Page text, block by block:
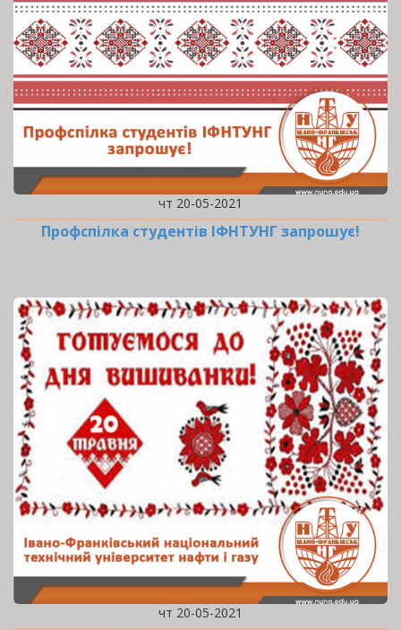
чт 20-05-2021
Профспілка студентів ІФНТУНГ запрошує!
чт 20-05-2021